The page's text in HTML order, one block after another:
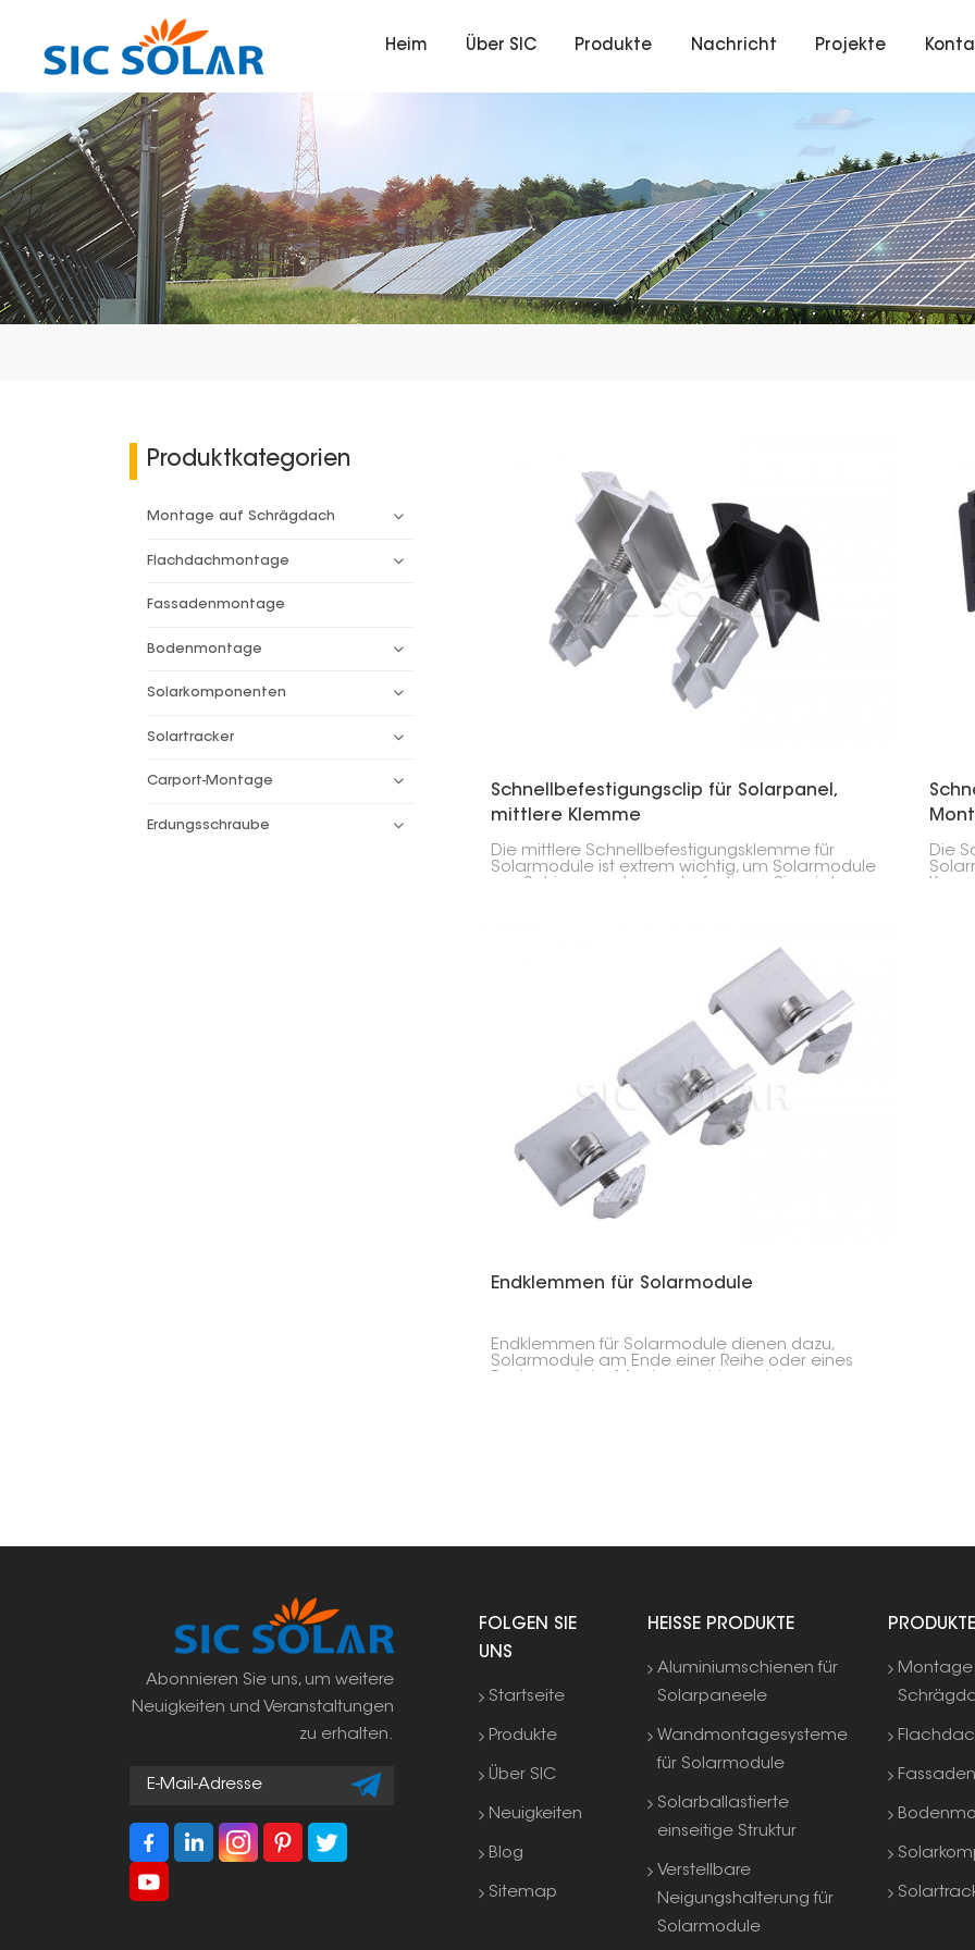
Heim Über SIC Produkte Nachricht Projekte
Produktkategorien
Montage auf Schrägdach
Flachdachmontage
Fassadenmontage
Bodenmontage
Solarkomponenten
Solartracker
Carport-Montage
Erdungsschraube
Schnellbefestigungsclip für Solarpanel,
mittlere Klemme
Die mittlere Schnellbefestigungsklemme für
Solarmodule ist extrem wichtig, um Solarmodule
Die
Endklemmen für Solarmodule
Endklemmen für Solarmodule dienen dazu,
Solarmodule am Ende einer Reihe oder eines
Abonnieren Sie uns, um weitere
Neuigkeiten und Veranstaltungen
zu erhalten.
FOLGEN SIE
UNS
Startseite
Produkte
Über SIC
Neuigkeiten
Blog
Sitemap
HEISSE PRODUKTE
Aluminiumschienen für
Solarpaneele
Wandmontagesysteme
für Solarmodule
Solarballastierte
einseitige Struktur
Verstellbare
Neigungshalterung für
Solarmodule
PRODUKTE